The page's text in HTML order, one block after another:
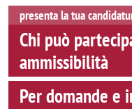
presenta la tua
Chi può
ammissibilità
Per domande e